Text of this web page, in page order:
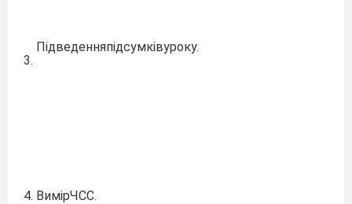
3.
Підведенняпідсумківуроку.
4. ВимірЧСС.